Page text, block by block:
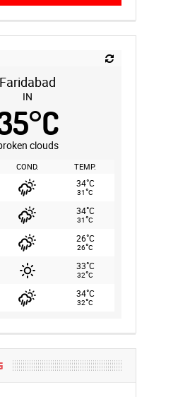
Faridabad
IN
°C
clouds
COND. TEMP.
34°C
31°C
34°C
31°C
26°C
26°C
33°C
32°C
34°C
32°C